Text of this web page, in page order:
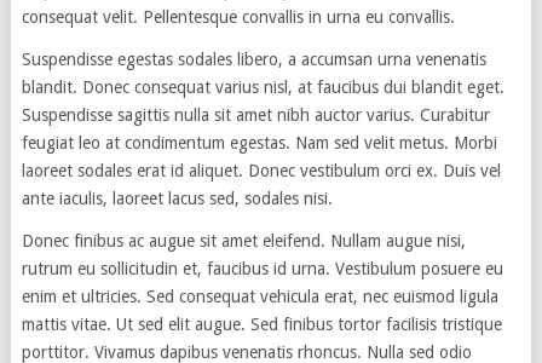
consequat velit. Pellentesque convallis in urna eu convallis.
Suspendisse egestas sodales libero, a accumsan urna venenatis
blandit. Donec consequat varius nisl, at faucibus dui blandit eget.
Suspendisse sagittis nulla sit amet nibh auctor varius. Curabitur
feugiat leo at condimentum egestas. Nam sed velit metus. Morbi
laoreet sodales erat id aliquet. Donec vestibulum orci ex. Duis vel
ante iaculis, laoreet lacus sed, sodales nisi.
Donec finibus ac augue sit amet eleifend. Nullam augue nisi,
rutrum eu sollicitudin et, faucibus id urna. Vestibulum posuere eu
enim et ultricies. Sed consequat vehicula erat, nec euismod ligula
mattis vitae. Ut sed elit augue. Sed finibus tortor facilisis tristique
porttitor. Vivamus dapibus venenatis rhoncus. Nulla sed odio